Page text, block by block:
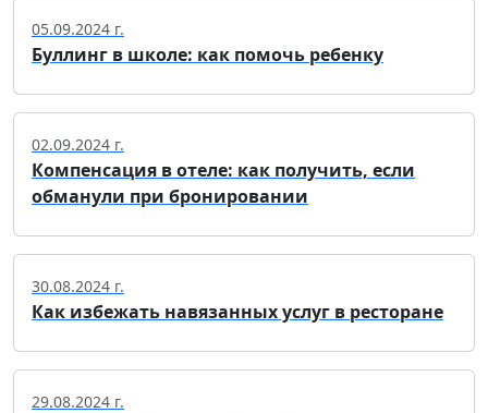
05.09.2024 г.
Буллинг в школе: как помочь ребенку
02.09.2024 г.
Компенсация в отеле: как получить, если
обманули при бронировании
30.08.2024 г.
Как избежать навязанных услуг в ресторане
29.08.2024 г.